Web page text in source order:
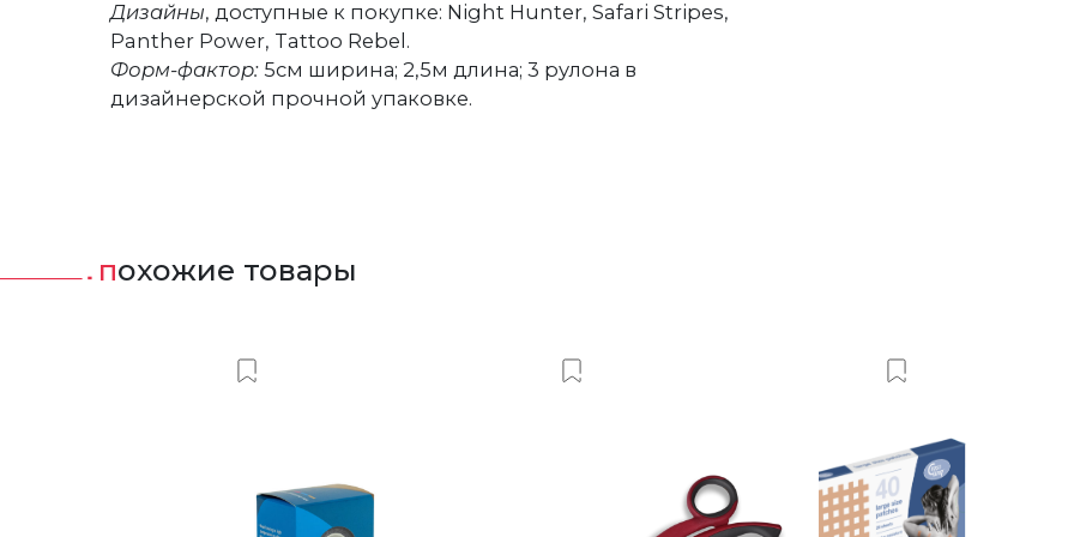
Дизайны, доступные к покупке: Night Hunter, Safari Stripes,
Panther Power, Tattoo Rebel.
Форм-фактор: 5см ширина; 2,5м длина; 3 рулона в
дизайнерской прочной упаковке.
похожие товары